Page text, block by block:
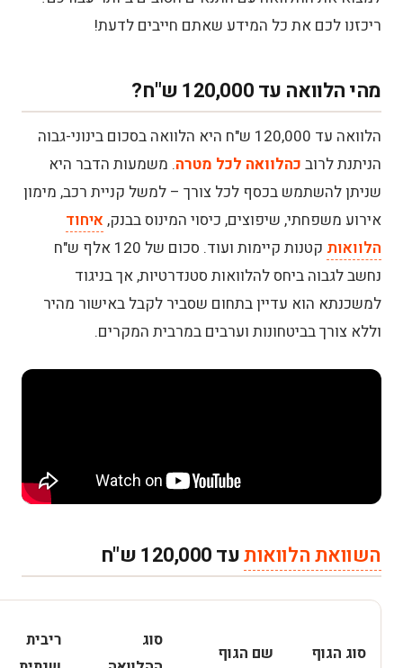
מתי לא כדאי לקחת הלוואה עד 120,000 ש"ח?
מימון צריכה מיותרת
כאשר קיימת אלטרנטיבה זולה יותר
היעדר תוכנית החזר ברורה
120,000 ש"ח?
פנו לגופים חוץ-בנקאיים
השתמשו בנכסים כבטוחה להלוואה
כיצד בודקים זכאות להלוואה עד 120,000 ש"ח
ריכזנו לכם את כל המידע שאתם חייבים לדעת!
מהי הלוואה עד 120,000 ש"ח?
הלוואה עד 120,000 ש"ח היא הלוואה בסכום בינוני-גבוה
הניתנת לרוב כהלוואה לכל מטרה. משמעות הדבר היא
שניתן להשתמש בכסף לכל צורך – למשל קניית רכב, מימון
אירוע משפחתי, שיפוצים, כיסוי המינוס בבנק, איחוד
הלוואות
קטנות קיימות ועוד. סכום של 120 אלף ש"ח
נחשב לגבוה ביחס להלוואות סטנדרטיות, אך בניגוד
למשכנתא הוא עדיין בתחום שסביר לקבל באישור מהיר
וללא צורך בביטחונות וערבים במרבית המקרים.
השוואת הלוואותעד 120,000 ש"ח
סוג הגוף שם הגוף
סוג
ריבית